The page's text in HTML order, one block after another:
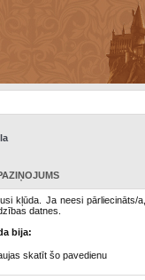
kļūda. Ja neesi pārliecināts/
datnes.
bija:
skatīt šo pavedienu